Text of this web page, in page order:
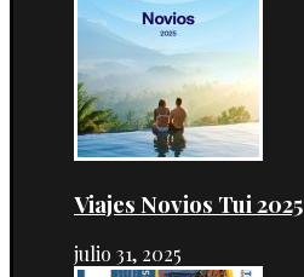
Viajes Novios Tui 2025
julio 31, 2025